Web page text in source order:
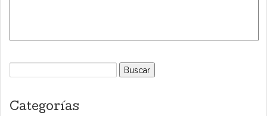
Buscar:
Categorías